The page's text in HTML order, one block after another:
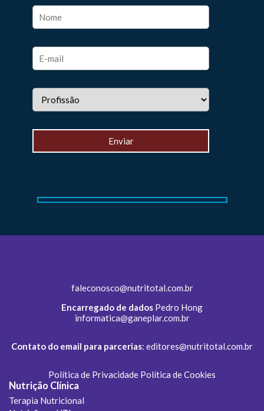
faleconosco@nutritotal.com.br
Encarregado de dados Pedro Hong
informatica@ganeplar.com.br
Contato do email para parcerias: editores@nutritotal.com.br
Política de Privacidade Política de Cookies
Nutrição Clínica
Terapia Nutricional